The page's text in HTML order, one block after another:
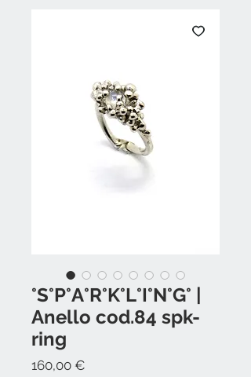
°S°P°A°R°K°L°I°N°G° |
Anello cod.84 spk-
ring
160,00 €